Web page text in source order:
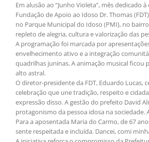
Em alusão ao “Junho Violeta”, mês dedicado
Fundação de Apoio ao Idoso Dr. Thomas
no Parque Municipal do Idoso (PMI), no
repleto de alegria, cultura e valorização das
A programação foi marcada por
envelhecimento ativo e a integração
quadrilhas juninas. A animação musical ficou
alto astral.
O diretor-presidente da FDT, Eduardo Lucas,
celebração que une tradição, respeito e
expressão disso. A gestão do prefeito David
protagonismo da pessoa idosa na
Para a aposentada Maria do Carmo, de 67
sente respeitada e incluída. Dancei, comi